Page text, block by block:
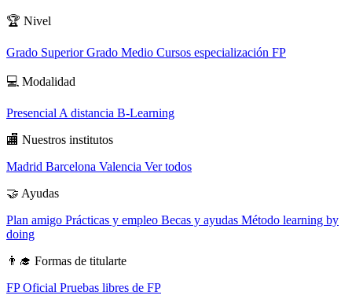
🏆 Nivel
Grado SuperiorGrado Medio Cursos especialización FP
💻 Modalidad
Presencial A distancia B-Learning
🏬 Nuestros institutos
Madrid Barcelona Valencia Ver todos
🤝 Ayudas
Plan amigo Prácticas y empleo Becas y ayudas Método learning by
doing
👨‍🎓 Formas de titularte
FP Oficial Pruebas libres de FP